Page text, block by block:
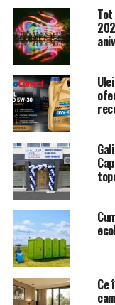
PS – mita se dă şi
îndeplinirea
Mocanu pe
ARTICOLE PE ACEIASI
URMATORUL
Noi dezvăluiri
refuzată | Capitala24
NU RATATI
„Situaţia mea este
Ce